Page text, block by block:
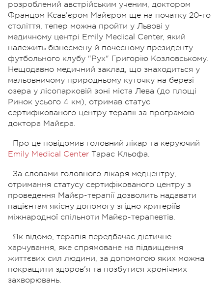
розроблений австрійським ученим, доктором
Францом Ксав’єром Майєром ще на початку 20-го
століття, тепер можна пройти у Львові у
медичному центрі Emily Medical Center, який
належить бізнесмену й почесному президенту
футбольного клубу "Рух" Григорію Козловському.
Нещодавно медичний заклад, що знаходиться у
мальовничому природньому куточку на березі
озера у лісопарковій зоні міста Лева (до площі
Ринок усього 4 км), отримав статус
сертифікованого центру терапії за програмою
доктора Майєра.
Про це повідомив головний лікар та керуючий
Emily Medical Center Тарас Кльофа.
За словами головного лікаря медцентру,
отримання статусу сертифікованого центру з
проведення Майєр-терапії дозволить надавати
пацієнтам якісну допомогу згідно критеріїв
міжнародної спільноти Майєр-терапевтів.
Як відомо, терапія передбачає дієтичне
харчування, яке спрямоване на підвищення
життєвих сил людини, за допомогою яких можна
покращити здоров'я та позбутися хронічних
захворювань.